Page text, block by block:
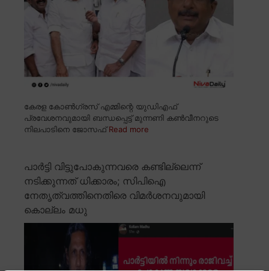
കേരള കോൺഗ്രസ് എമ്മിന്റെ യുഡിഎഫ്
പ്രവേശനവുമായി ബന്ധപ്പെട്ട് മുന്നണി കൺവീനറുടെ
നിലപാടിനെ ജോസഫ്Read more
പാർട്ടി വിട്ടുപോകുന്നവരെ കണ്ടില്ലെന്ന്
നടിക്കുന്നത് ധിക്കാരം; സിപിഐ
നേതൃത്വത്തിനെതിരെ വിമർശനവുമായി
കൊല്ലം മധു